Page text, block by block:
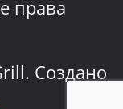
права
Создано